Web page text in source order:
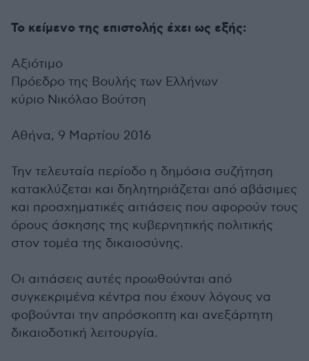
Το κείμενο της επιστολής έχει ως εξής:
Αξιότιμο
Πρόεδρο της Βουλής των Ελλήνων
κύριο Νικόλαο Βούτση
Αθήνα, 9 Μαρτίου 2016
Την τελευταία περίοδο η δημόσια συζήτηση
κατακλύζεται και δηλητηριάζεται από αβάσιμες
και προσχηματικές αιτιάσεις που αφορούν τους
όρους άσκησης της κυβερνητικής πολιτικής
στον τομέα της δικαιοσύνης.
Οι αιτιάσεις αυτές προωθούνται από
συγκεκριμένα κέντρα που έχουν λόγους να
φοβούνται την απρόσκοπτη και ανεξάρτητη
δικαιοδοτική λειτουργία.